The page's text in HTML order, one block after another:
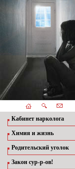
Кабинет нарколога
Химия и жизнь
Родительский уголок
Закон сур-р-ов!